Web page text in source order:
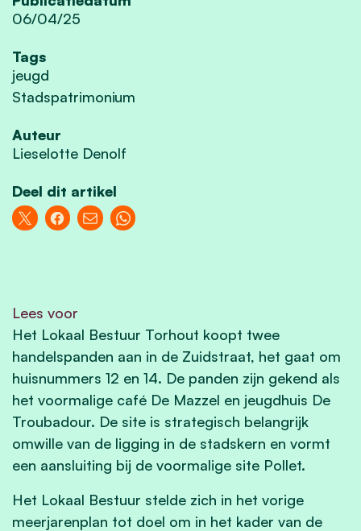
06/04/25
Tags
jeugd
Stadspatrimonium
Auteur
Lieselotte Denolf
Deel dit artikel
Lees voor
Het Lokaal Bestuur Torhout koopt twee
handelspanden aan in de Zuidstraat, het gaat om
huisnummers 12 en 14. De panden zijn gekend als
het voormalige café De Mazzel en jeugdhuis De
Troubadour. De site is strategisch belangrijk
omwille van de ligging in de stadskern en vormt
een aansluiting bij de voormalige site Pollet.
Het Lokaal Bestuur stelde zich in het vorige
meerjarenplan tot doel om in het kader van de